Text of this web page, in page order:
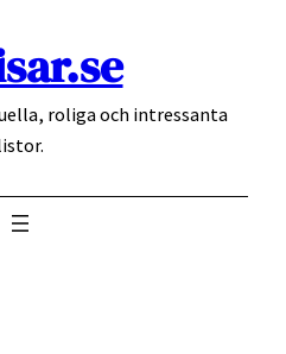
roliga och intressanta